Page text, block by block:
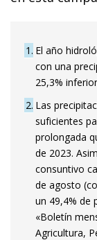
1 El año
con una
25,3%
2 Las
suficientes
prolongada
de 2023.
consuntivo
de agosto
un 49,4% de
«Boletín
Agricultura,